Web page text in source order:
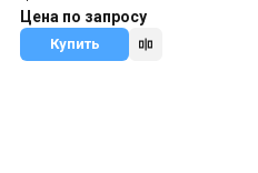
Настенный кондиционер
Daikin ATXS-25K/ARXS-25L3
Цена
Цена по запросу
Купить